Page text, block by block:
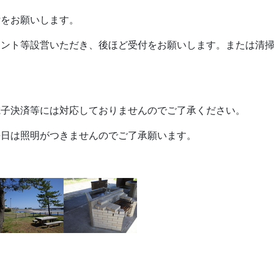
願いします。
等設営いただき、後ほど受付をお願いします。または清
等には対応しておりませんのでご了承ください。
照明がつきませんのでご了承願います。